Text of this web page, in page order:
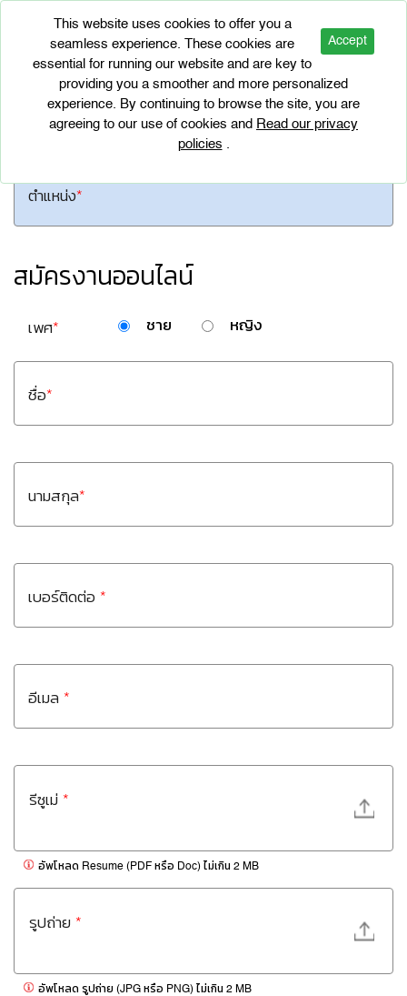
Accept
This website uses cookies to offer you a
seamless experience. These cookies are
essential for running our website and are key to
providing you a smoother and more personalized
experience. By continuing to browse the site, you are
agreeing to our use of cookies and Read our privacy
policies .
ร่วมงานกับเรา
ตำแหน่ง*
สมัครงานออนไลน์
เพศ* ชาย หญิง
ชื่อ*
นามสกุล*
เบอร์ติดต่อ *
อีเมล *
รีซูเม่ *
อัพโหลด Resume (PDF หรือ Doc) ไม่เกิน 2 MB
รูปถ่าย *
อัพโหลด รูปถ่าย (JPG หรือ PNG) ไม่เกิน 2 MB